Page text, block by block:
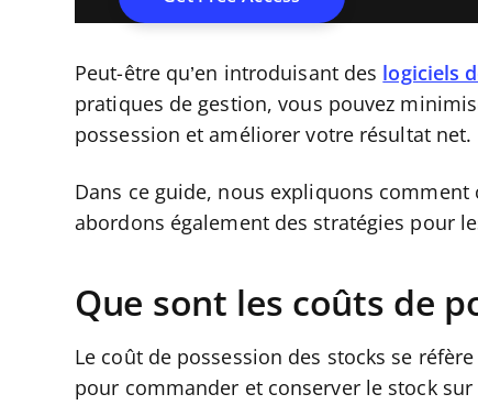
Peut-être qu’en introduisant des logiciels
pratiques de gestion, vous pouvez
possession et améliorer votre résultat net.
Dans ce guide, nous expliquons
abordons également des stratégies pour
Que sont les coûts de
Le coût de possession des stocks se
pour commander et conserver le stock